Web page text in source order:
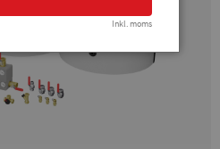
Inkl. moms